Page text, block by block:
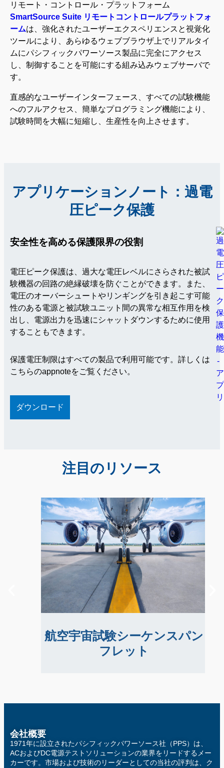
リモート・コントロール・プラットフォーム
SmartSource Suite リモートコントロールプラットフォ
ームは、強化されたユーザーエクスペリエンスと視覚化
ツールにより、あらゆるウェブブラウザ上でリアルタイ
ムにパシフィックパワーソース製品に完全にアクセス
し、制御することを可能にする組み込みウェブサーバで
す。
直感的なユーザーインターフェース、すべての試験機能
へのフルアクセス、簡単なプログラミング機能により、
試験時間を大幅に短縮し、生産性を向上させます。
アプリケーションノート：過電
圧ピーク保護
安全性を高める保護限界の役割
電圧ピーク保護は、過大な電圧レベルにさらされた被試
験機器の回路の絶縁破壊を防ぐことができます。また、
電圧のオーバーシュートやリンギングを引き起こす可能
性のある電源と被試験ユニット間の異常な相互作用を検
出し、電源出力を迅速にシャットダウンするために使用
することもできます。
保護電圧制限はすべての製品で利用可能です。詳しくは
こちらのappnoteをご覧ください。
ダウンロード
注目のリソース
航空宇宙試験シーケンスパン
フレット
航空宇宙試験シーケンスパン
フレット
時間と労力を大幅に節約できる、アビオニク
ス試験規格用の事前作成済みテストシーケン
会社概要
1971年に設立されたパシフィックパワーソース社（PPS）は、
ACおよびDC電源テストソリューションの業界をリードするメー
カーです。市場および技術のリーダーとしての当社の評判は、ク